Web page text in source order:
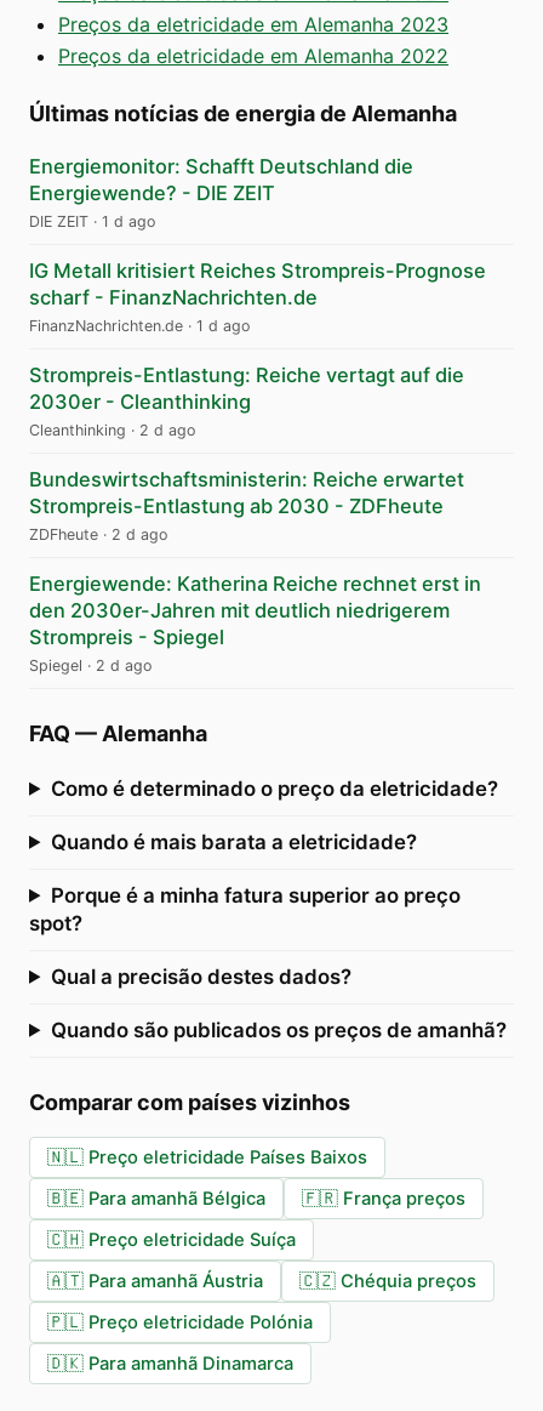
Preços da eletricidade em Alemanha 2023
Preços da eletricidade em Alemanha 2022
Últimas notícias de energia de Alemanha
Energiemonitor: Schafft Deutschland die
Energiewende? - DIE ZEIT
DIE ZEIT · 1 d ago
IG Metall kritisiert Reiches Strompreis-Prognose
scharf - FinanzNachrichten.de
FinanzNachrichten.de · 1 d ago
Strompreis-Entlastung: Reiche vertagt auf die
2030er - Cleanthinking
Cleanthinking · 2 d ago
Bundeswirtschaftsministerin: Reiche erwartet
Strompreis-Entlastung ab 2030 - ZDFheute
ZDFheute · 2 d ago
Energiewende: Katherina Reiche rechnet erst in
den 2030er-Jahren mit deutlich niedrigerem
Strompreis - Spiegel
Spiegel · 2 d ago
FAQ — Alemanha
Como é determinado o preço da eletricidade?
Quando é mais barata a eletricidade?
Porque é a minha fatura superior ao preço
spot?
Qual a precisão destes dados?
Quando são publicados os preços de amanhã?
Comparar com países vizinhos
🇳🇱 Preço eletricidade Países Baixos
🇧🇪 Para amanhã Bélgica 🇫🇷 França preços
🇨🇭 Preço eletricidade Suíça
🇦🇹 Para amanhã Áustria 🇨🇿 Chéquia preços
🇵🇱 Preço eletricidade Polónia
🇩🇰 Para amanhã Dinamarca